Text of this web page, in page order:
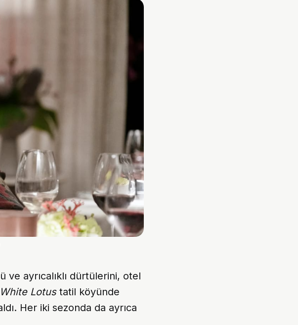
ayrıcalıklı dürtülerini, otel
White Lotustatil köyünde
Her iki sezonda da ayrıca